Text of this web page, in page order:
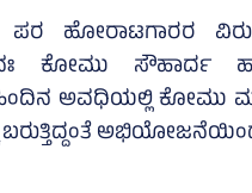
ಪರ ಹೋರಾಟಗಾರರ
ಕೋಮು ಸೌಹಾರ್ದ
ಅವಧಿಯಲ್ಲಿ ಕೋಮು
ಬರುತ್ತಿದ್ದಂತೆ